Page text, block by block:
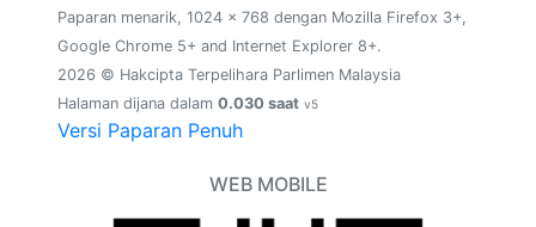
Paparan menarik, 1024 x 768 dengan Mozilla Firefox 3+,
Google Chrome 5+ and Internet Explorer 8+.
2026 © Hakcipta Terpelihara Parlimen Malaysia
Halaman dijana dalam 0.030 saat v5
Versi Paparan Penuh
WEB MOBILE